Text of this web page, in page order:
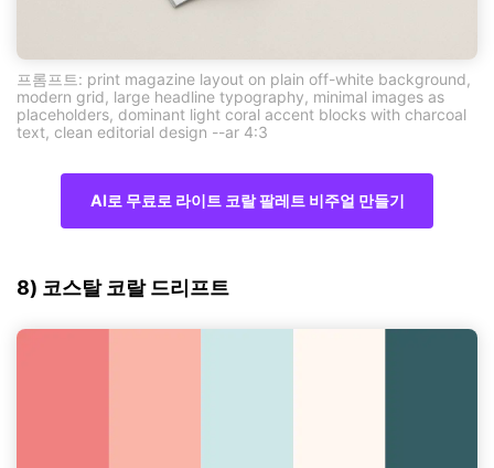
프롬프트: print magazine layout on plain off-white background,
modern grid, large headline typography, minimal images as
placeholders, dominant light coral accent blocks with charcoal
text, clean editorial design --ar 4:3
AI로 무료로 라이트 코랄 팔레트 비주얼 만들기
8) 코스탈 코랄 드리프트